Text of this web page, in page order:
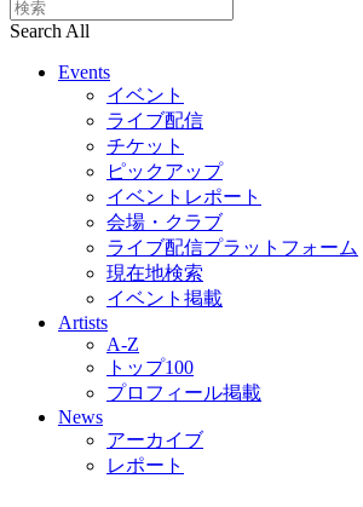
Search All
Events
イベント
ライブ配信
チケット
ピックアップ
イベントレポート
会場・クラブ
ライブ配信プラットフォーム
現在地検索
イベント掲載
Artists
A-Z
トップ100
プロフィール掲載
News
アーカイブ
レポート